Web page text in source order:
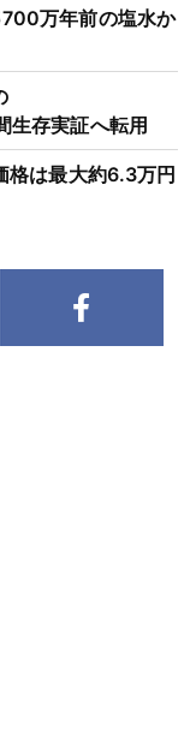
万年前の塩水か
生存実証へ転用
は最大約6.3万円